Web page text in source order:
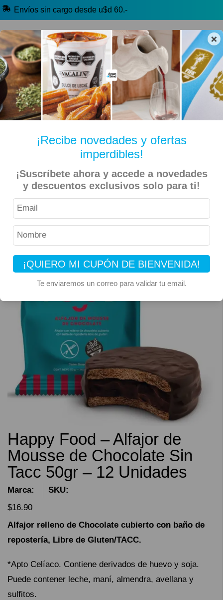
×
¡Recibe novedades y ofertas
imperdibles!
¡Suscríbete ahora y accede a novedades
y descuentos exclusivos solo para ti!
¡QUIERO MI CUPÓN DE BIENVENIDA!
Te enviaremos un correo para validar tu email.
Envíos sin cargo desde u$d 60.-
🔥 Alfajores y Golosinas
🧉 Clásicos argentinos 🏷️ Todas las categorías
Inicio Kiosko Dulce y Salado Alfajores y Conitos
Happy Food – Alfajor de Mousse de Chocolate Sin Tacc
50gr – 12 Unidades
Happy Food – Alfajor de
Mousse de Chocolate Sin
Tacc 50gr – 12 Unidades
Marca:
SKU:
$16.90
Alfajor relleno de Chocolate cubierto con baño de
repostería, Libre de Gluten/TACC.
*Apto Celíaco. Contiene derivados de huevo y soja.
Puede contener leche, maní, almendra, avellana y
sulfitos.